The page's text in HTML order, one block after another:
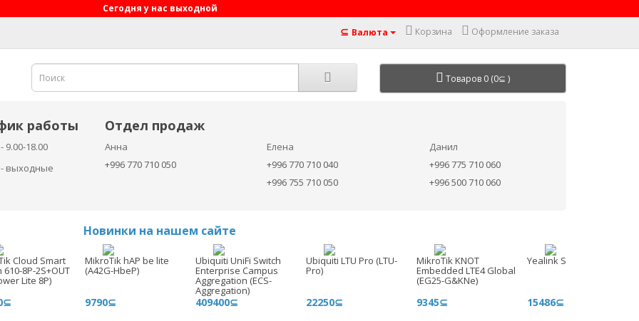
Сегодня у нас выходной
⊆ Валюта Корзина Оформление заказа
Товаров 0 (0⊆ )
работы
9.00-18.00
- выходные
Отдел продаж
Анна
+996 770 710 050
Елена
+996 770 710 040
+996 755 710 050
Данил
+996 775 710 060
+996 500 710 060
Новинки на нашем сайте
Cloud Smart
610-8P-2S+OUT
Lite 8P)
MikroTik hAP be lite
(A42G-HbeP)
9790⊆
Ubiquiti UniFi Switch
Enterprise Campus
Aggregation (ECS-
Aggregation)
409400⊆
Ubiquiti LTU Pro (LTU-
Pro)
22250⊆
MikroTik KNOT
Embedded LTE4 Global
(EG25-G&KNe)
9345⊆
Yealink SIP-T73W
15486⊆